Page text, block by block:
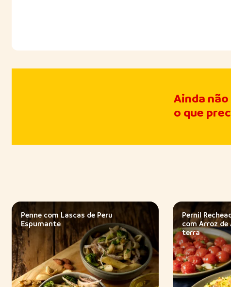
Ainda
o que
Penne com Lascas de Peru
Espumante
Pernil
com Arroz
terra